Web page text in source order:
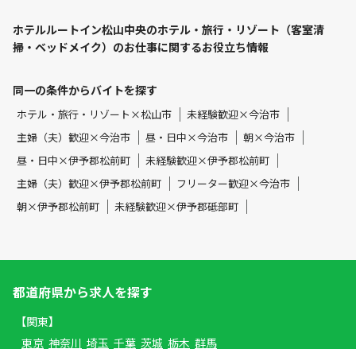
ホテルルートイン松山中央のホテル・旅行・リゾート（客室清
掃・ベッドメイク）のお仕事に関するお役立ち情報
同一の条件からバイトを探す
ホテル・旅行・リゾート×松山市
未経験歓迎×今治市
主婦（夫）歓迎×今治市
昼・日中×今治市
朝×今治市
昼・日中×伊予郡松前町
未経験歓迎×伊予郡松前町
主婦（夫）歓迎×伊予郡松前町
フリーター歓迎×今治市
朝×伊予郡松前町
未経験歓迎×伊予郡砥部町
都道府県から求人を探す
【関東】
東京 神奈川 埼玉 千葉 茨城 栃木 群馬